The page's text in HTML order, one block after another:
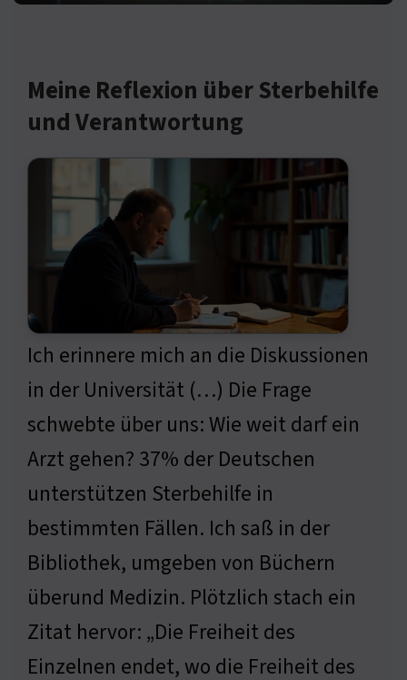
Meine Reflexion über Sterbehilfe
und Verantwortung
Ich erinnere mich an die Diskussionen
in der Universität (…) Die Frage
schwebte über uns: Wie weit darf ein
Arzt gehen? 37% der Deutschen
unterstützen Sterbehilfe in
bestimmten Fällen. Ich saß in der
Bibliothek, umgeben von Büchern
überund Medizin. Plötzlich stach ein
Zitat hervor: „Die Freiheit des
Einzelnen endet, wo die Freiheit des